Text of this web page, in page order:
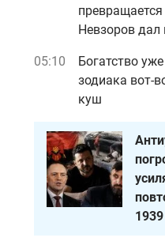
Невзоров дал
05:10
Богатство
зодиака вот-
куш